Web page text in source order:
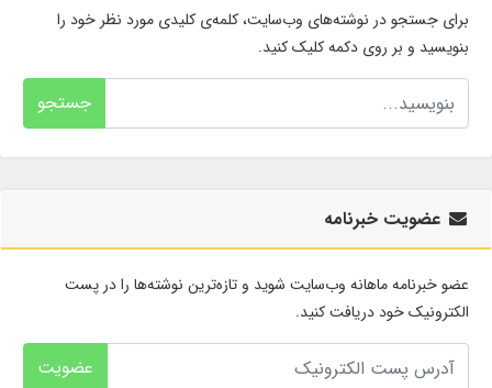
برای جستجو در نوشته‌های وب‌سایت، کلمه‌ی کلیدی مورد نظر خود را
بنویسید و بر روی دکمه کلیک کنید.
جستجو
عضویت خبرنامه
عضو خبرنامه ماهانه وب‌سایت شوید و تازه‌ترین نوشته‌ها را در پست
الکترونیک خود دریافت کنید.
عضویت